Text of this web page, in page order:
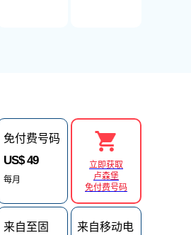
免付费号码
US$ 49
每月
来自至固
立即获取
卢森堡
免付费号码
来自移动电